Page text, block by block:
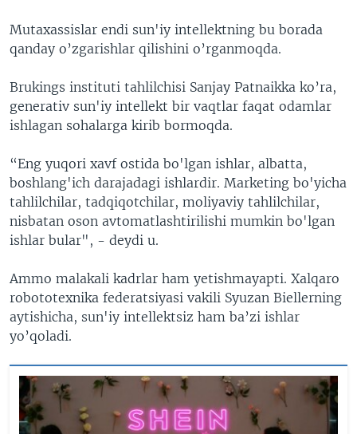
Mutaxassislar endi sun'iy intellektning bu borada
qanday o’zgarishlar qilishini o’rganmoqda.
Brukings instituti tahlilchisi Sanjay Patnaikka ko’ra,
generativ sun'iy intellekt bir vaqtlar faqat odamlar
ishlagan sohalarga kirib bormoqda.
“Eng yuqori xavf ostida bo'lgan ishlar, albatta,
boshlang'ich darajadagi ishlardir. Marketing bo'yicha
tahlilchilar, tadqiqotchilar, moliyaviy tahlilchilar,
nisbatan oson avtomatlashtirilishi mumkin bo'lgan
ishlar bular", - deydi u.
Ammo malakali kadrlar ham yetishmayapti. Xalqaro
robototexnika federatsiyasi vakili Syuzan Biellerning
aytishicha, sun'iy intellektsiz ham ba’zi ishlar
yo’qoladi.